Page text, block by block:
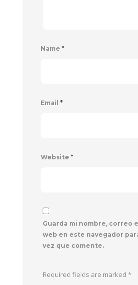
Name *
Email *
Website *
Guarda mi nombre, correo
web en este navegador
vez que comente.
Required fields are marked *